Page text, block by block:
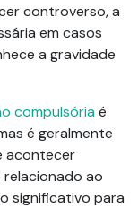
controverso, a
em casos
a gravidade
compulsóriaé
é geralmente
acontecer
ao
significativo para